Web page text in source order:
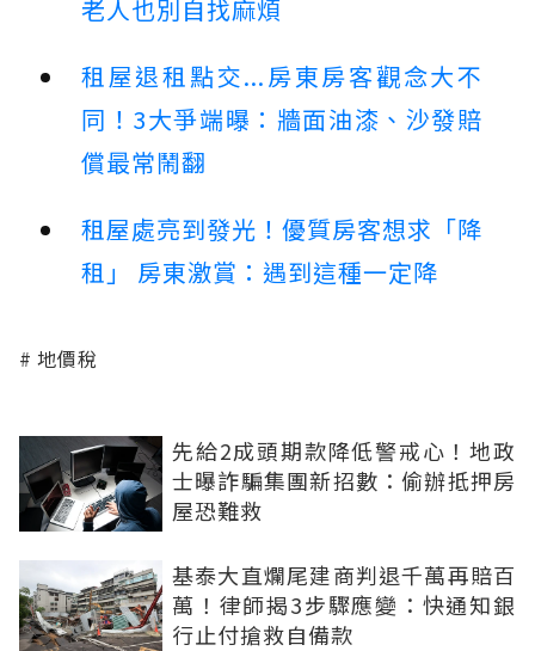
老人也別自找麻煩
租屋退租點交...房東房客觀念大不
同！3大爭端曝：牆面油漆、沙發賠
償最常鬧翻
租屋處亮到發光！優質房客想求「降
租」 房東激賞：遇到這種一定降
地價稅
先給2成頭期款降低警戒心！地政
士曝詐騙集團新招數：偷辦抵押房
屋恐難救
基泰大直爛尾建商判退千萬再賠百
萬！律師揭3步驟應變：快通知銀
行止付搶救自備款